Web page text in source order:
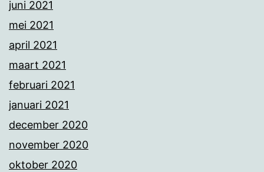
juni 2021
mei 2021
april 2021
maart 2021
februari 2021
januari 2021
december 2020
november 2020
oktober 2020